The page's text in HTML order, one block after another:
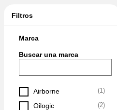
Filtros
Marca
Buscar una marca
Airborne (1)
Oilogic (2)